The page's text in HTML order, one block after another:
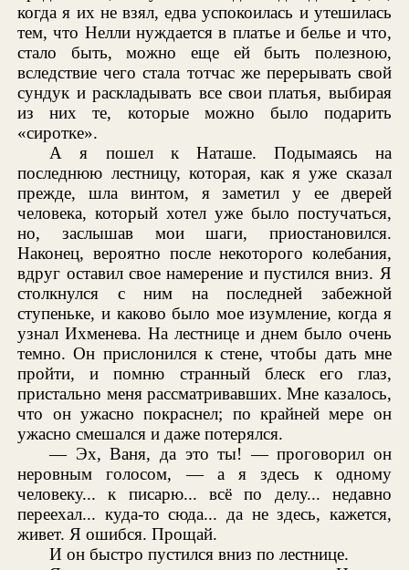
когда я их не взял, едва успокоилась и утешилась
тем, что Нелли нуждается в платье и белье и что,
стало быть, можно еще ей быть полезною,
вследствие чего стала тотчас же перерывать свой
сундук и раскладывать все свои платья, выбирая
из них те, которые можно было подарить
«сиротке».
А я пошел к Наташе. Подымаясь на
последнюю лестницу, которая, как я уже сказал
прежде, шла винтом, я заметил у ее дверей
человека, который хотел уже было постучаться,
но, заслышав мои шаги, приостановился.
Наконец, вероятно после некоторого колебания,
вдруг оставил свое намерение и пустился вниз. Я
столкнулся с ним на последней забежной
ступеньке, и каково было мое изумление, когда я
узнал Ихменева. На лестнице и днем было очень
темно. Он прислонился к стене, чтобы дать мне
пройти, и помню странный блеск его глаз,
пристально меня рассматривавших. Мне казалось,
что он ужасно покраснел; по крайней мере он
ужасно смешался и даже потерялся.
— Эх, Ваня, да это ты! — проговорил он
неровным голосом, — а я здесь к одному
человеку... к писарю... всё по делу... недавно
переехал... куда-то сюда... да не здесь, кажется,
живет. Я ошибся. Прощай.
И он быстро пустился вниз по лестнице.